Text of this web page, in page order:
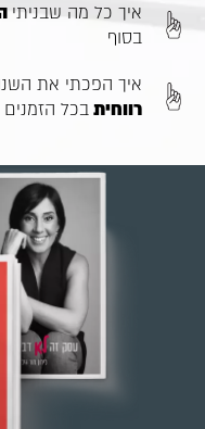
איך כל מה שבניתי
בסוף
איך הפכתי את
רווחיתבכל הזמנים